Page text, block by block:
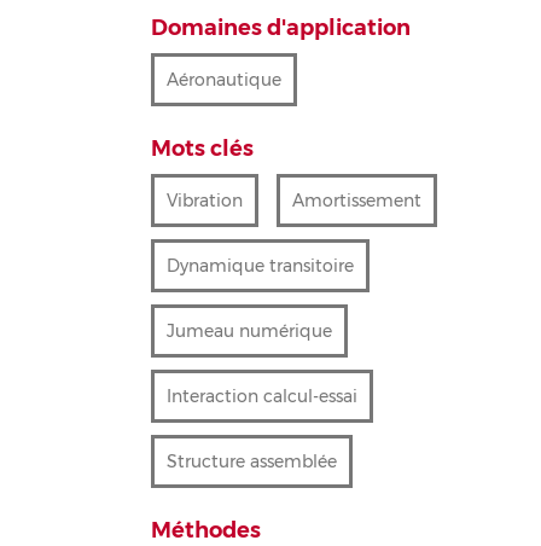
Domaines d'application
Aéronautique
Mots clés
Vibration Amortissement
Dynamique transitoire
Jumeau numérique
Interaction calcul-essai
Structure assemblée
Méthodes